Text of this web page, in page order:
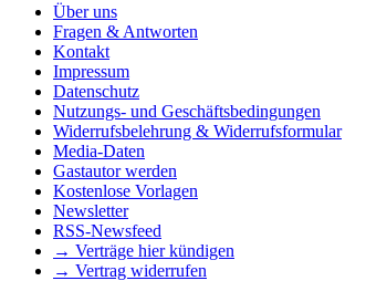
Über uns
Fragen & Antworten
Kontakt
Impressum
Datenschutz
Nutzungs- und Geschäftsbedingungen
Widerrufsbelehrung & Widerrufsformular
Media-Daten
Gastautor werden
Kostenlose Vorlagen
Newsletter
RSS-Newsfeed
→ Verträge hier kündigen
→ Vertrag widerrufen